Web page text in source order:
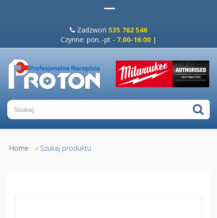
Zadzwoń 535 762 546
Czynne: pon..-pt - 7.00-16.00 |
Home » Szukaj produktu